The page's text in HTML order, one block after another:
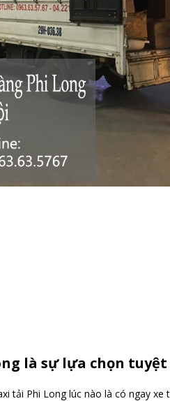
là sự lựa chọn
tải Phi Long lúc nào là có ngay xe